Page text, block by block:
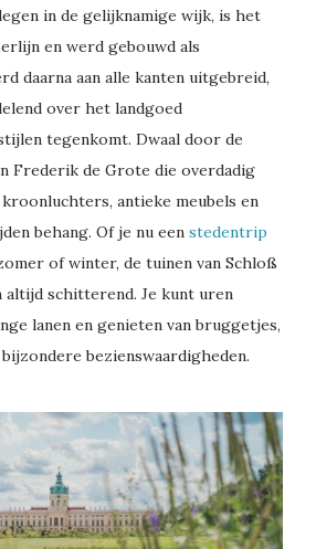
in de gelijknamige wijk, is het
en werd gebouwd als
daarna aan alle kanten uitgebreid,
over het landgoed
tegenkomt. Dwaal door de
Frederik de Grote die overdadig
antieke meubels en
behang. Of je nu een stedentrip
of winter, de tuinen van Schloß
schitterend. Je kunt uren
lanen en genieten van bruggetjes,
bezienswaardigheden.